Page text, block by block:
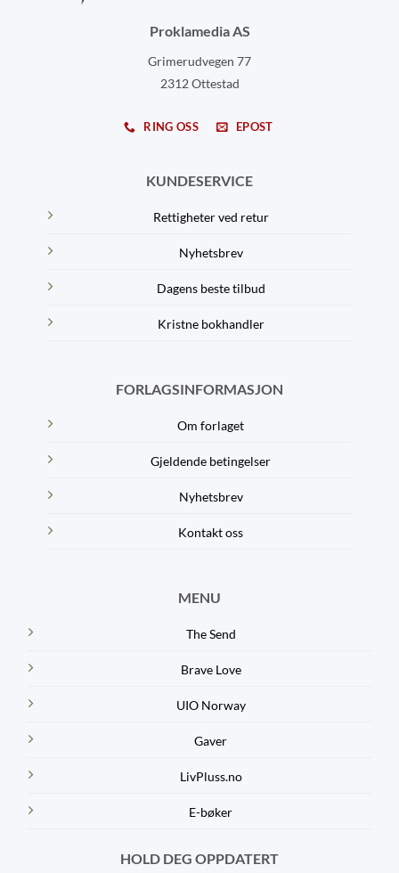
Proklamedia AS
Grimerudvegen 77
2312 Ottestad
RING OSS EPOST
KUNDESERVICE
Rettigheter ved retur
Nyhetsbrev
Dagens beste tilbud
Kristne bokhandler
FORLAGSINFORMASJON
Om forlaget
Gjeldende betingelser
Nyhetsbrev
Kontakt oss
MENU
The Send
Brave Love
UIO Norway
Gaver
LivPluss.no
E-bøker
HOLD DEG OPPDATERT